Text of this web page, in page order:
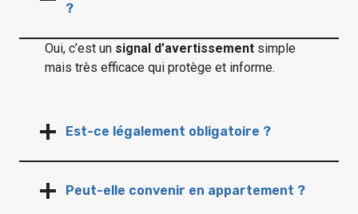
?
Oui, c’est un signal d’avertissement simple
mais très efficace qui protège et informe.
Est-ce légalement obligatoire ?
Peut-elle convenir en appartement ?